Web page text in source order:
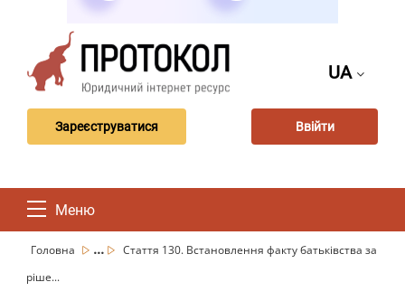
UA
Зареєструватися Ввійти
Меню
Головна ...
Стаття 130. Встановлення факту батьківства за
ріше...